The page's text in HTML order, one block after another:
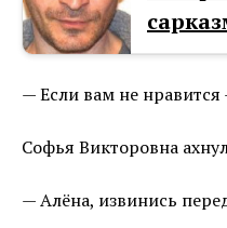
— Если вам не
Софья Викторовна
— Алёна, извинись